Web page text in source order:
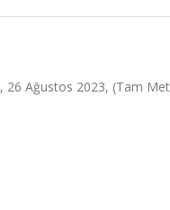
26 Ağustos 2023, (Tam